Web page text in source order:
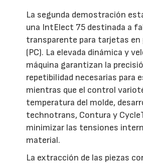
La segunda demostración
una IntElect 75 destinada a
transparente para tarjetas
(PC). La elevada dinámica y
máquina garantizan la
repetibilidad necesarias para
mientras que el control
temperatura del molde,
technotrans, Contura y
minimizar las tensiones
material.
La extracción de las piezas